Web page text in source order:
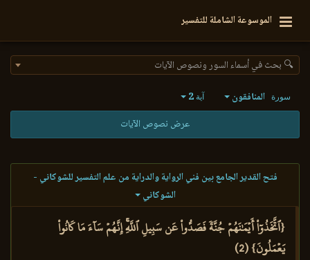
الموسوعة الشاملة للتفسير
🔍 بحث في أسماء السور ونصوص الآيات
سورة المنافقون آية 2
عرض نصوص الآيات
فتح القدير الجامع بين فني الرواية والدراية من علم التفسير للشوكاني -
الشوكاني
{ٱتَّخَذُوٓاْ أَيۡمَٰنَهُمۡ جُنَّةٗ فَصَدُّواْ عَن سَبِيلِ ٱللَّهِۚ إِنَّهُمۡ سَآءَ مَا كَانُواْ
يَعۡمَلُونَ} (2)